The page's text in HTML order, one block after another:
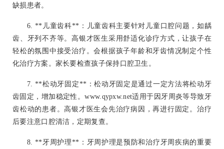
缺损患者。
6. **儿童齿科**：儿童齿科主要针对儿童口腔问题，如龋
齿、牙列不齐等。高银才医生采用舒适化诊疗方式，让孩子在
轻松的氛围中接受治疗。会根据孩子年龄和牙齿情况制定个性
化治疗方案。家长要检查孩子保持口腔卫生。
7. **松动牙固定**：松动牙固定是通过一定方法将松动牙
齿固定，增加稳定性。www.qypxw.net适用于因牙周炎等导致牙
齿松动的患者。高银才医生会先治疗病因，再进行固定。治疗
后要注意口腔清洁，定期复查。
8. **牙周护理**：牙周护理是预防和治疗牙周疾病的重要